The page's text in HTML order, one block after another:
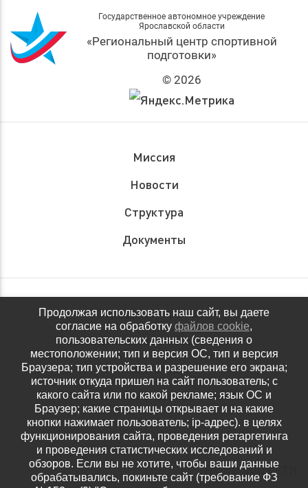
Государственное автономное учреждение
Ярославской области
«Региональный центр спортивной
подготовки»
© 2026
Миссия
Новости
Структура
Документы
Обращения граждан
Антидопинговое обеспечение
Контакты
Политика конфиденциальности
НАШИ СОЦ.СЕТИ
Продолжая использовать наш сайт, вы даете
согласие на обработку файлов cookie,
пользовательских данных (сведения о
местоположении; тип и версия ОС, тип и версия
Браузера; тип устройства и разрешение его экрана;
источник откуда пришел на сайт пользователь; с
какого сайта или по какой рекламе; язык ОС и
Браузер; какие страницы открывает и на какие
кнопки нажимает пользователь; ip-адрес). в целях
функционирования сайта, проведения ретаргетинга
и проведения статистических исследований и
обзоров. Если вы не хотите, чтобы ваши данные
обрабатывались, покиньте сайт (требование ФЗ